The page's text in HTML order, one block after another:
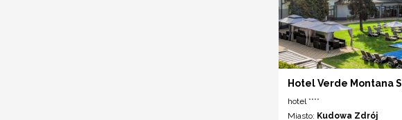
Hotel Verde Montana
hotel ****
Miasto: Kudowa Zdrój